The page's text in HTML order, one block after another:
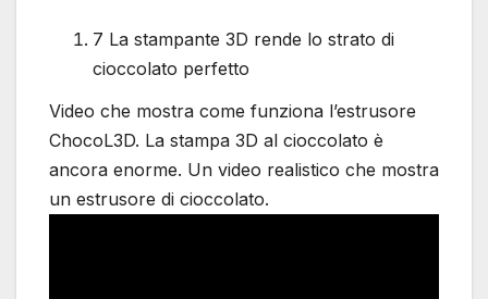
7 La stampante 3D rende lo strato di
cioccolato perfetto
Video che mostra come funziona l’estrusore
ChocoL3D. La stampa 3D al cioccolato è
ancora enorme. Un video realistico che mostra
un estrusore di cioccolato.